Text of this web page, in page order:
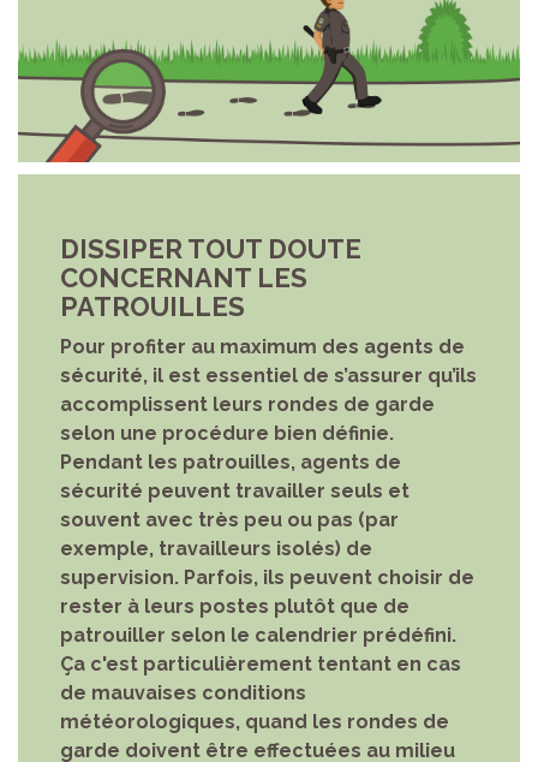
DISSIPER TOUT DOUTE
CONCERNANT LES
PATROUILLES
Pour profiter au maximum des agents de
sécurité, il est essentiel de s’assurer qu’ils
accomplissent leurs rondes de garde
selon une procédure bien définie.
Pendant les patrouilles, agents de
sécurité peuvent travailler seuls et
souvent avec très peu ou pas (par
exemple, travailleurs isolés) de
supervision. Parfois, ils peuvent choisir de
rester à leurs postes plutôt que de
patrouiller selon le calendrier prédéfini.
Ça c'est particulièrement tentant en cas
de mauvaises conditions
météorologiques, quand les rondes de
garde doivent être effectuées au milieu